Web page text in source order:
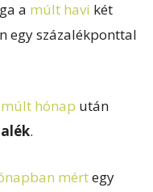
a múlt havi két
egy százalékponttal
múlt hónap után
.
mértegy